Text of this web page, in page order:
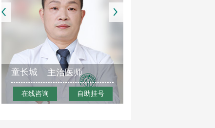
童长城 主治医师
在线咨询 自助挂号